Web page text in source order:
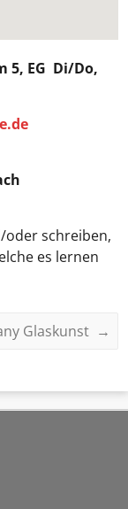
5, EG Di/Do,
oder schreiben,
es lernen
Glaskunst →